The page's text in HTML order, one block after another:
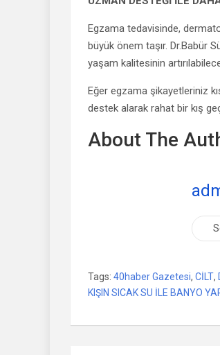
Egzama tedavisinde,
büyük önem taşır. Dr.Babür
yaşam kalitesinin
Eğer egzama şikayetleriniz
destek alarak rahat bir kış
About The
Tags: 40haber Gazetesi, CİLT,
KIŞIN SICAK SU İLE BANYO